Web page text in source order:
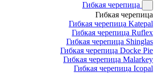
Гибкая черепица
Гибкая черепица
Гибкая черепица Katepal
Гибкая черепица Ruflex
Гибкая черепица Shinglas
Гибкая черепица Docke Pie
Гибкая черепица Malarkey
Гибкая черепица Icopal